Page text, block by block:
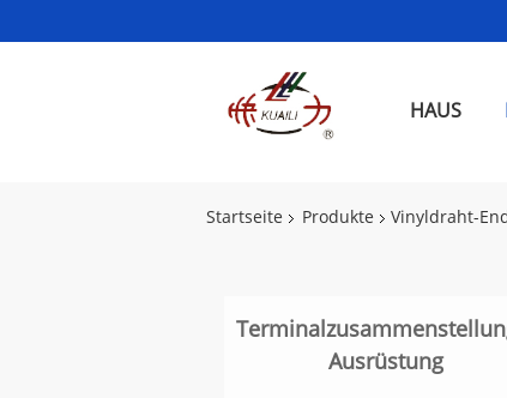
HAUS
Startseite Produkte Vinyldraht-
Ausrüstung